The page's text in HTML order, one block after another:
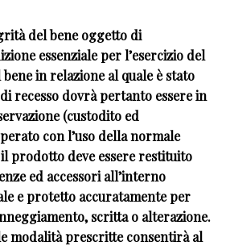
del bene oggetto di
essenziale per l’esercizio del
in relazione al quale è stato
recesso dovrà pertanto essere in
(custodito ed
con l’uso della normale
prodotto deve essere restituito
ed accessori all’interno
e protetto accuratamente per
scritta o alterazione.
modalità prescritte consentirà al